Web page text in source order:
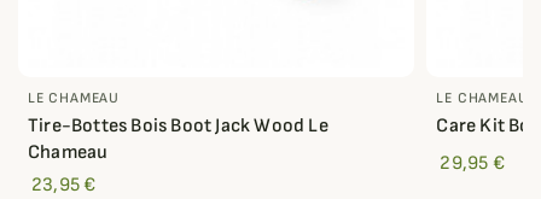
LE CHAMEAU
Tire-Bottes Bois Boot Jack Wood Le
Chameau
23,95 €
LE CHAMEAU
Care Kit
29,95 €